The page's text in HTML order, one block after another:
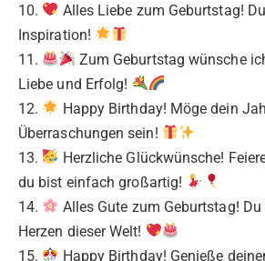
10.
Alles Liebe zum Geburtstag!
Inspiration!
11.
Zum Geburtstag wünsche
Liebe und Erfolg!
12.
Happy Birthday! Möge dein
Überraschungen sein!
13.
Herzliche Glückwünsche!
du bist einfach großartig!
14.
Alles Gute zum Geburtstag!
Herzen dieser Welt!
15.
Happy Birthday! Genieße